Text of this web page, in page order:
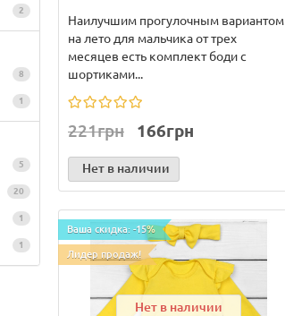
2
8
1
5
20
1
1
Наилучшим прогулочным вариантом
на лето для мальчика от трех
месяцев есть комплект боди с
шортиками...
221грн 166грн
Нет в наличии
Ваша скидка: -15%
Лидер продаж!
Нет в наличии